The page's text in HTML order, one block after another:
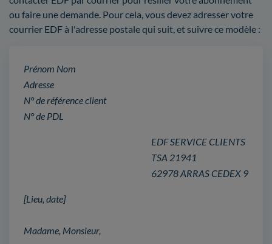
ou faire une demande. Pour cela, vous devez adresser votre
courrier EDF à l'adresse postale qui suit, et suivre ce modèle :
Prénom Nom
Adresse
N° de référence client
N° de PDL
EDF SERVICE CLIENTS
TSA 21941
62978 ARRAS CEDEX 9
[Lieu, date]
Madame, Monsieur,